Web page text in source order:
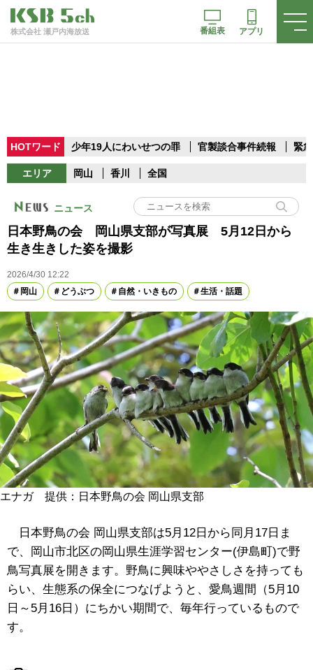
株式会社 瀬戸内海放送 番組表 アプリ
HOTワード 少年19人にわいせつの罪 官製談合事件続報 緊
エリア 岡山 香川 全国
ニュース
日本野鳥の会 岡山県支部が写真展 5月12日から
生き生きした姿を撮影
2026/4/30 12:22
岡山
どうぶつ 自然・いきもの 生活・話題
エナガ 提供：日本野鳥の会 岡山県支部
日本野鳥の会 岡山県支部は5月12日から同月17日ま
で、岡山市北区の岡山県生涯学習センター(伊島町)で野
鳥写真展を開きます。野鳥に興味ややさしさを持っても
らい、生態系の保全につなげようと、愛鳥週間（5月10
日～5月16日 ）にちかい期間で、毎年行っているもので
す。